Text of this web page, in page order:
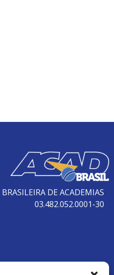
DE ACADEMIAS
03.482.052.0001-30